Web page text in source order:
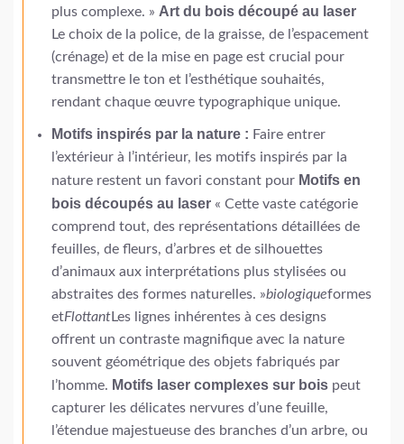
plus complexe. » Art du bois découpé au laser
Le choix de la police, de la graisse, de l’espacement
(crénage) et de la mise en page est crucial pour
transmettre le ton et l’esthétique souhaités,
rendant chaque œuvre typographique unique.
Motifs inspirés par la nature : Faire entrer
l’extérieur à l’intérieur, les motifs inspirés par la
nature restent un favori constant pour Motifs en
bois découpés au laser« Cette vaste catégorie
comprend tout, des représentations détaillées de
feuilles, de fleurs, d’arbres et de silhouettes
d’animaux aux interprétations plus stylisées ou
abstraites des formes naturelles. »biologiqueformes
etFlottantLes lignes inhérentes à ces designs
offrent un contraste magnifique avec la nature
souvent géométrique des objets fabriqués par
l’homme. Motifs laser complexes sur boispeut
capturer les délicates nervures d’une feuille,
l’étendue majestueuse des branches d’un arbre, ou